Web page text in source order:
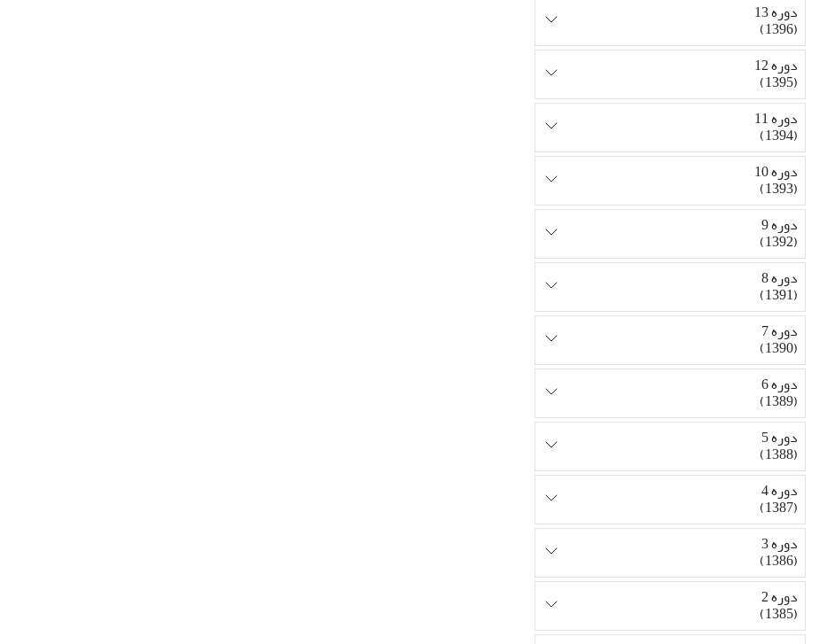
دوره 13
(1396)
دوره 12
(1395)
دوره 11
(1394)
دوره 10
(1393)
دوره 9
(1392)
دوره 8
(1391)
دوره 7
(1390)
دوره 6
(1389)
دوره 5
(1388)
دوره 4
(1387)
دوره 3
(1386)
دوره 2
(1385)